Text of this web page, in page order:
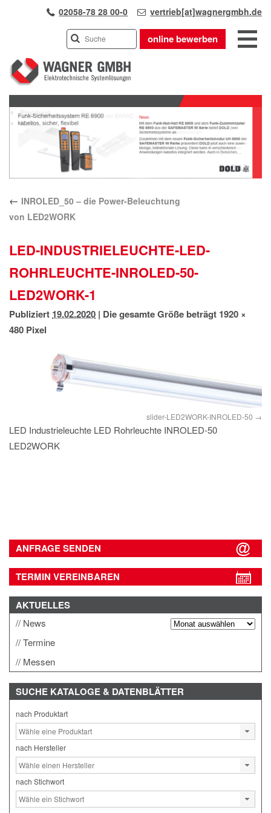
02058-78 28 00-0 vertrieb[at]wagnergmbh.de
online bewerben
INDUSTRIEVERTRETUNG
UNSER TEAM
WIR ÜBER UNS
KARRIERE
PRODUKTE
APPLIKATIONEN
LÖSUNGEN
KONTAKT
IMPRESSUM
DATENSCHUTZ
Previous
Next
← INROLED_50 – die Power-Beleuchtung
von LED2WORK
LED-INDUSTRIELEUCHTE-LED-
ROHRLEUCHTE-INROLED-50-
LED2WORK-1
Publiziert 19.02.2020 | Die gesamte Größe beträgt 1920 ×
480 Pixel
slider-LED2WORK-INROLED-50
LED Industrieleuchte LED Rohrleuchte INROLED-50
LED2WORK
ANFRAGE SENDEN
TERMIN VEREINBAREN
AKTUELLES
News
Termine
Messen
SUCHE KATALOGE & DATENBLÄTTER
nach Produktart
nach Hersteller
nach Stichwort